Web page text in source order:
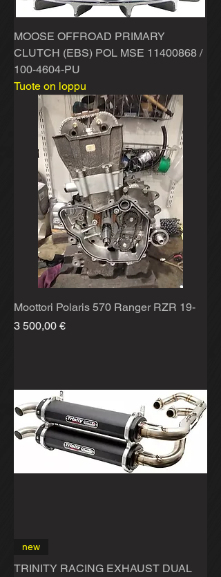
MOOSE OFFROAD PRIMARY
CLUTCH (EBS) POL MSE 11400868 /
100-4604-PU
Tuote on loppu
Moottori Polaris 570 Ranger RZR 19-
Hinta
3 500,00 €
new
TRINITY RACING EXHAUST DUAL